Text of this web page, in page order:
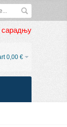
сарадњу
0,00 €